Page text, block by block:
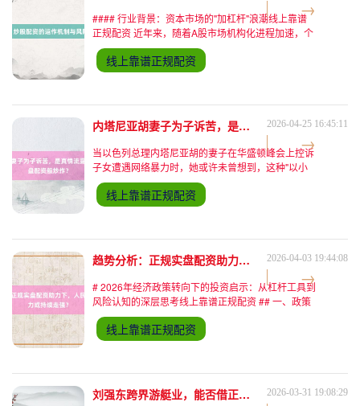
#### 行业背景：资本市场的"加杠杆"浪潮线上靠谱
正规配资 近年来，随着A股市场机构化进程加速，个
人投资者对资金效率的追求愈发迫切。炒股配资作为
场外杠杆工具，通过向投资者提供数倍于本金的交易
资金，在
线上靠谱正规配资
内塔尼亚胡妻子为子诉苦，是真情流露还是线上实盘配资般炒作？ 2026-04-25 16:45:11
当以色列总理内塔尼亚胡的妻子在华盛顿峰会上控诉
子女遭遇网络暴力时，她或许未曾想到，这种"以小
博大"的对抗模式，正与资本市场中股票配资的运作
逻辑形成微妙呼应——两者都试图通过有限资源撬动
更大影响力线上靠
线上靠谱正规配资
趋势分析：正规实盘配资助力下，人民币资产吸引力或持续走强？ 2026-04-03 19:44:08
# 2026年经济政策转向下的投资启示：从杠杆工具到
风险认知的深层思考线上靠谱正规配资 ## 一、政策
转向中的市场新图景 当2026年的政策制定者将目光
从"超常规刺激"转向"跨周期平衡"时，资本市场正
线上靠谱正规配资
刘强东跨界游艇业，能否借正规实盘配资思维推出10万级游艇？ 2026-03-31 19:08:29